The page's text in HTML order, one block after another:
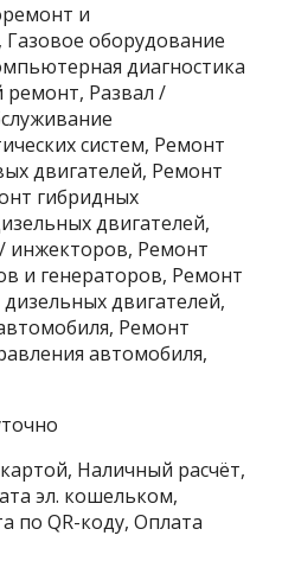
и
оборудование
диагностика
ремонт, Развал /
систем, Ремонт
двигателей, Ремонт
гибридных
двигателей,
инжекторов, Ремонт
и генераторов, Ремонт
двигателей,
Ремонт
автомобиля,
Наличный расчёт,
эл. кошельком,
по QR-коду, Оплата